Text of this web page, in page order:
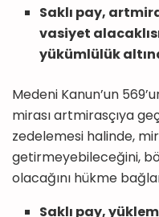
Saklı pay,
vasiyet
yükümlülük
Medeni Kanun’un
mirası artmirasçıya
zedelemesi halinde,
getirmeyebileceğini,
olacağını hükme
Saklı pay,